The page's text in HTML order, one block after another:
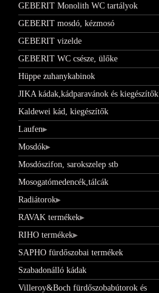
GEBERIT Monolith WC tartályok
GEBERIT mosdó, kézmosó
GEBERIT vizelde
GEBERIT WC csésze, ülőke
Hüppe zuhanykabinok
JIKA kádak,kádparavánok és kiegészítők
Kaldewei kád, kiegészítők
Laufen
Mosdók
Mosdószifon, sarokszelep stb
Mosogatómedencék,tálcák
Radiátorok
RAVAK termékek
RIHO termékek
SAPHO fürdőszobai termékek
Szabadonálló kádak
Villeroy&Boch fürdőszobabútorok és